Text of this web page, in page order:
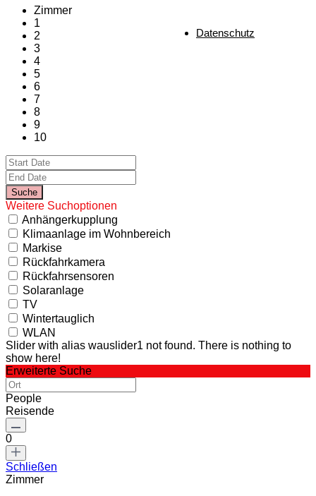
Datenschutz
Zimmer
1
2
3
4
5
6
7
8
9
10
Weitere Suchoptionen
Anhängerkupplung
Klimaanlage im Wohnbereich
Markise
Rückfahrkamera
Rückfahrsensoren
Solaranlage
TV
Wintertauglich
WLAN
Slider with alias wauslider1 not found. There is nothing to
show here!
Erweiterte Suche
People
Reisende
0
Schließen
Zimmer